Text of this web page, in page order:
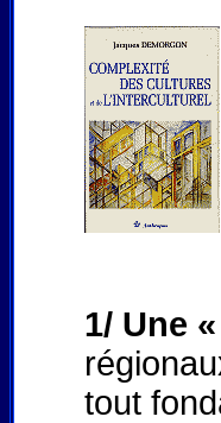
1/ Une
tout